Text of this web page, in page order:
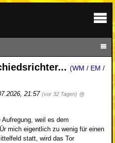
(WM / EM /
21:57 (vor 32 Tagen) @
weil es dem
mich eigentlich zu wenig für einen
statt, wird das Tor